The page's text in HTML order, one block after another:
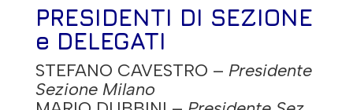
PRESIDENTI DI SEZIONE
e DELEGATI
STEFANO CAVESTRO – Presidente
Sezione Milano